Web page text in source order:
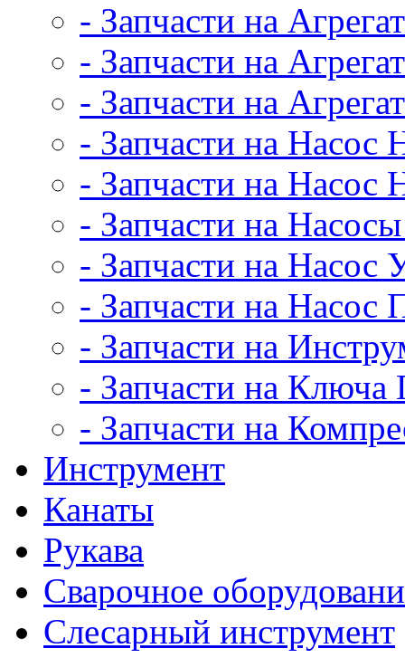
- Запчасти на
- Запчасти на
- Запчасти на
- Запчасти на
- Запчасти на Насос
- Запчасти на
- Запчасти на Насос
- Запчасти на
- Запчасти на
- Запчасти на
- Запчасти на
Инструмент
Канаты
Рукава
Сварочное
Слесарный инструмент